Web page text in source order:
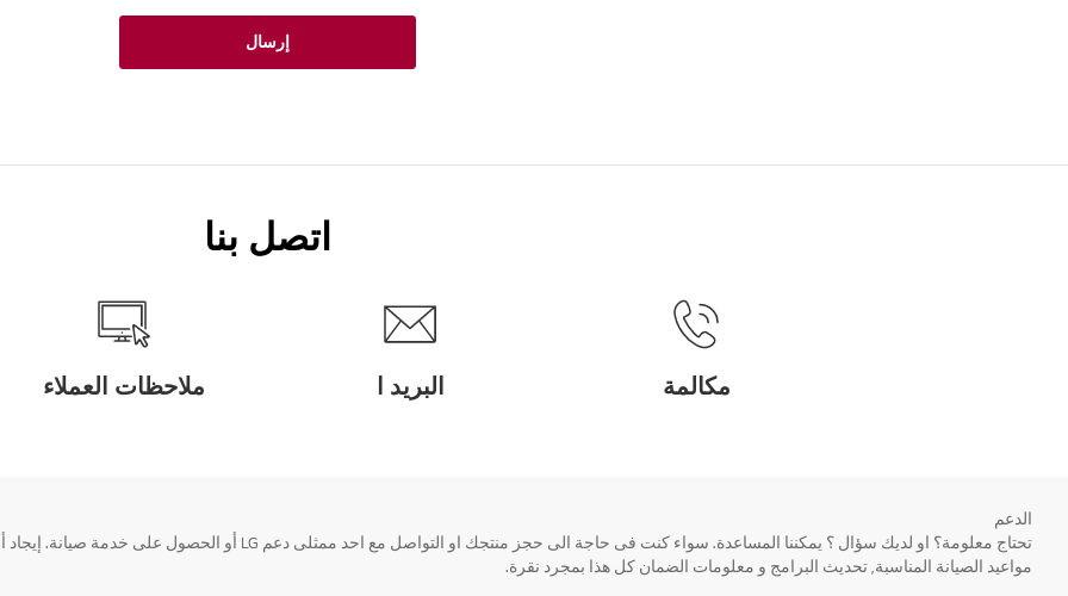
إرسال
اتصل بنا
مكالمة البريد ا ملاحظات العملاء
الدعم
مواعيد الصيانة المناسبة, تحديث البرامج و معلومات الضمان كل هذا بمجرد نقرة.